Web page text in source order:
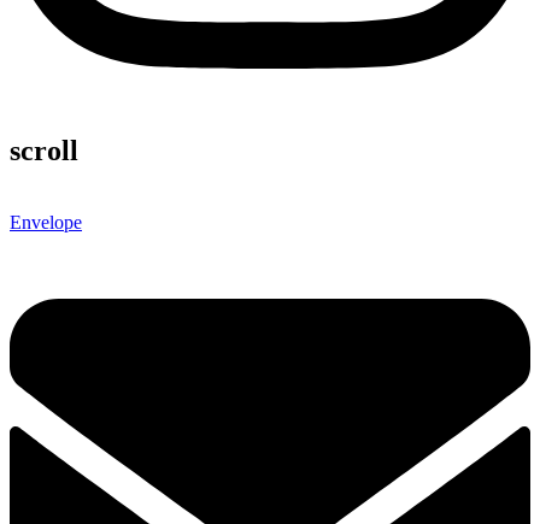
scroll
Envelope